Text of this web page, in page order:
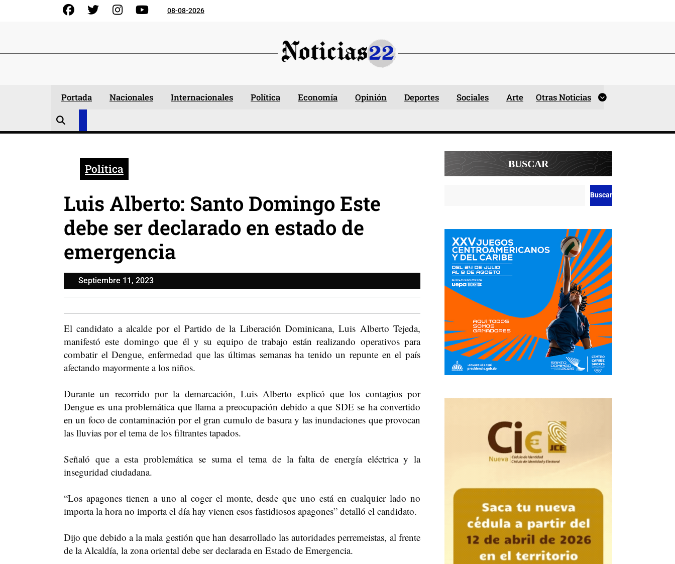
FacebookGorjeo InstagramYouTube08-08-2026
Portada Nacionales Internacionales Política Economía Opinión Deportes Sociales Arte Otras Noticias
Política
Luis Alberto: Santo Domingo Este
debe ser declarado en estado de
emergencia
Septiembre 11, 2023Septiembre
11,
El candidato a alcalde por el Partido de la Liberación Dominicana, Luis Alberto Tejeda,
manifestó este domingo que él y su equipo de trabajo están realizando operativos para
combatir el Dengue, enfermedad que las últimas semanas ha tenido un repunte en el país
afectando mayormente a los niños.
Durante un recorrido por la demarcación, Luis Alberto explicó que los contagios por
Dengue es una problemática que llama a preocupación debido a que SDE se ha convertido
en un foco de contaminación por el gran cumulo de basura y las inundaciones que provocan
las lluvias por el tema de los filtrantes tapados.
Señaló que a esta problemática se suma el tema de la falta de energía eléctrica y la
inseguridad ciudadana.
“Los apagones tienen a uno al coger el monte, desde que uno está en cualquier lado no
importa la hora no importa el día hay vienen esos fastidiosos apagones” detalló el candidato.
Dijo que debido a la mala gestión que han desarrollado las autoridades perremeistas, al frente
de la Alcaldía, la zona oriental debe ser declarada en Estado de Emergencia.
BUSCAR
Buscar